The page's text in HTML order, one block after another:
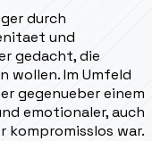
durch
und
gedacht, die
wollen. Im Umfeld
gegenueber einem
emotionaler, auch
kompromisslos war.